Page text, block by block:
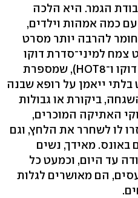
הגמר. היא הלכה
כמה אמהות וילדים,
להרבה יותר מסרט
צמח למיני־סדרת דוקו
בשם ''זרע של הונאה'' (yes דוקו ו־HOT8), שמספרת
בלתי ייאמן על רופא שבנה
ביקורת או גבולות
האתיקה המוכרים,
לו לשחרר את הלחץ, וגם
מאידך, נשים
עד היום, וכמעט כל
הם מאושרים לגלות